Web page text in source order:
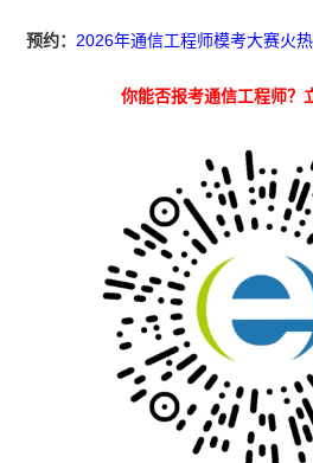
预约： 2026年通信工程师模考大赛火
你能否报考通信工程师？